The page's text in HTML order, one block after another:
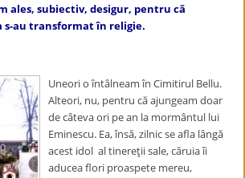
ales, subiectiv, desigur, pentru că
s-au transformat în religie.
Uneori o întâlneam în Cimitirul Bellu.
Alteori, nu, pentru că ajungeam doar
de câteva ori pe an la mormântul lui
Eminescu. Ea, însă, zilnic se afla lângă
acest idol al tinereţii sale, căruia îi
aducea flori proaspete mereu,